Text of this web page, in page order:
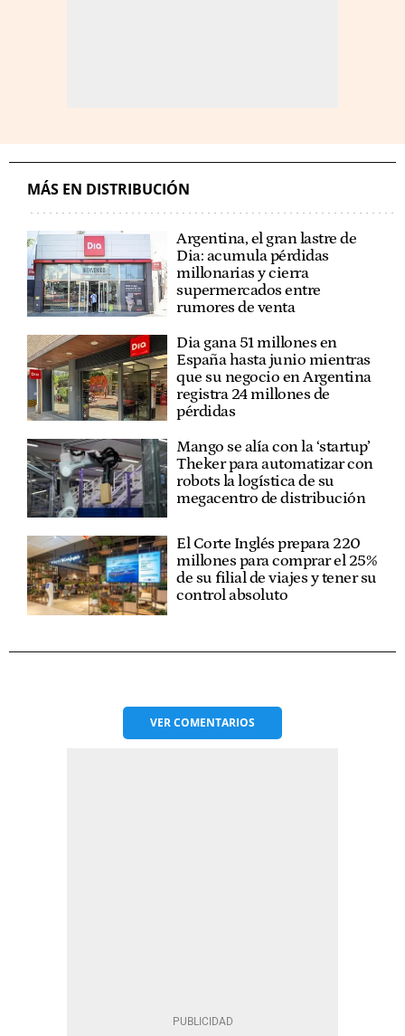
MÁS EN DISTRIBUCIÓN
Argentina, el gran lastre de
Dia: acumula pérdidas
millonarias y cierra
supermercados entre
rumores de venta
Dia gana 51 millones en
España hasta junio mientras
que su negocio en Argentina
registra 24 millones de
pérdidas
Mango se alía con la ‘startup’
Theker para automatizar con
robots la logística de su
megacentro de distribución
El Corte Inglés prepara 220
millones para comprar el 25%
de su filial de viajes y tener su
control absoluto
VERCOMENTARIOS